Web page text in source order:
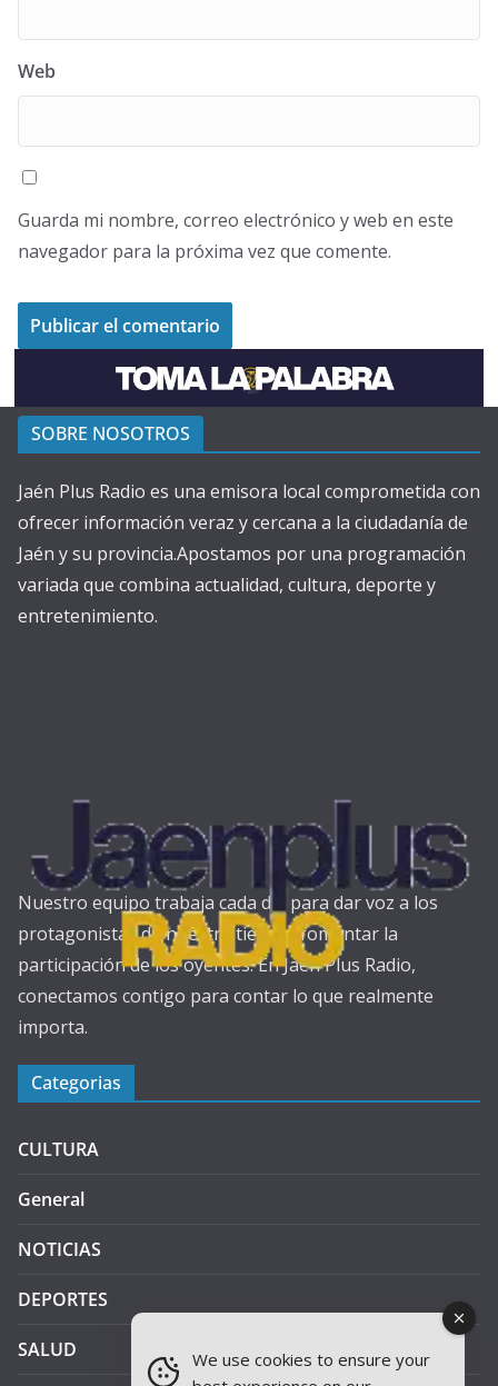
Web
Guarda mi nombre, correo electrónico y web en este
navegador para la próxima vez que comente.
SOBRE NOSOTROS
Jaén Plus Radio es una emisora local comprometida con
ofrecer información veraz y cercana a la ciudadanía de
Jaén y su provincia.Apostamos por una programación
variada que combina actualidad, cultura, deporte y
entretenimiento.
Nuestro equipo trabaja cada día para dar voz a los
protagonistas de nuestra tierra y fomentar la
participación de los oyentes. En Jaén Plus Radio,
conectamos contigo para contar lo que realmente
importa.
Categorias
CULTURA
General
NOTICIAS
DEPORTES
SALUD
We use cookies to ensure your